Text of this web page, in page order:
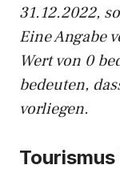
31.12.2022,
Eine Angabe
Wert von 0
bedeuten,
vorliegen.